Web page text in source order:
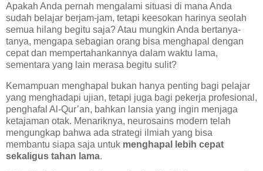
Apakah Anda pernah mengalami situasi di mana Anda
sudah belajar berjam-jam, tetapi keesokan harinya seolah
semua hilang begitu saja? Atau mungkin Anda bertanya-
tanya, mengapa sebagian orang bisa menghapal dengan
cepat dan mempertahankannya dalam waktu lama,
sementara yang lain merasa begitu sulit?
Kemampuan menghapal bukan hanya penting bagi pelajar
yang menghadapi ujian, tetapi juga bagi pekerja profesional,
penghafal Al-Qur’an, bahkan lansia yang ingin menjaga
ketajaman otak. Menariknya, neurosains modern telah
mengungkap bahwa ada strategi ilmiah yang bisa
membantu siapa saja untuk menghapal lebih cepat
sekaligus tahan lama.